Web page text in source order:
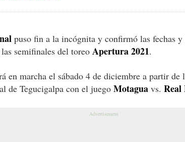
puso fin a la incógnita y confirmó las fechas
semifinales del toreo Apertura 2021.
en marcha el sábado 4 de diciembre a partir de
de Tegucigalpa con el juego Motagua vs. Real